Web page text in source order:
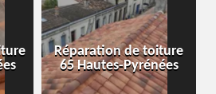
Réparation de toiture
65 Hautes-Pyrénées